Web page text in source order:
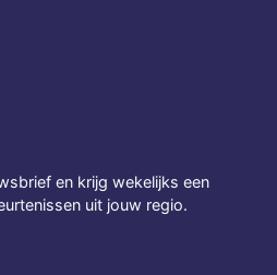
en krijg wekelijks een
uit jouw regio.